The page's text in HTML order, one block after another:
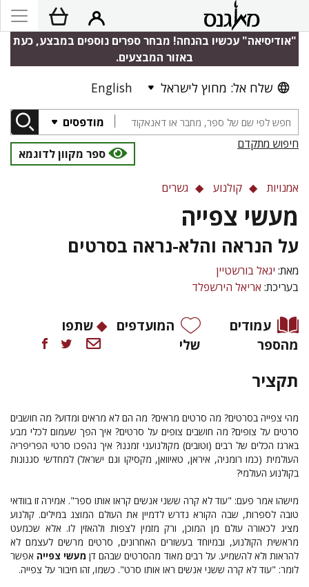
"אודיסיאה" עכשיו בהנחה! מבחר ספרים נוספים במבצע, כעת
באזור המבצעים.
שלח אל: מחוץ לישראל English
מודפסים
חיפוש מתקדם
ספר מקוון לדוגמא
אמנויות קולנוע גשרים
מעשי צפייה
על הנראה והלא-נראה בסרטים
מאת: יגאל בורשטיין
בעריכת: אריאל הירשפלד
עמודים
מהספר
המועדפים
שלי
שתפו
תקציר
מהי צפייה בסרטים? מה סרטים מראים? מה הם לא מראים ומדוע? מה חושבים
סרטים על צופים? מה חושבים צופים על סרטים? איך הפך שעמום לכלי מבע
בארגז הכלים של רבים (וטובים) מקולנועני זמננו? איך נהפכו סרטי הפריפריה
העולמית (כמו רומניה, איראן, טאיוואן, מקסיקו וגם ישראל) למחדשי סגנונות
בקולנוע העולמי?
מישהו אמר פעם: "עוד לא קרה ששני אנשים קראו אותו ספר". אמירה זו בוודאי
טובה לספרות, שבה הקורא נדרש לדמיין את העולם המוצג במילים. קולנוע
מציג לכאורה עולם מן המוכן, ורק מזמין לצפות ולהאזין לו. אלא שכמעט
מראשית הקולנוע, ובמיוחד בעשורים האחרונים, סרטים מרשים לעצמם לא
להראות ולא להשמיע. על רבים מאוד מהסרטים שבהם דן מעשי צפייה אפשר
לומר: "עוד לא קרה ששני אנשים ראו אותו סרט". כשמו, זהו חיבור על צפייה.